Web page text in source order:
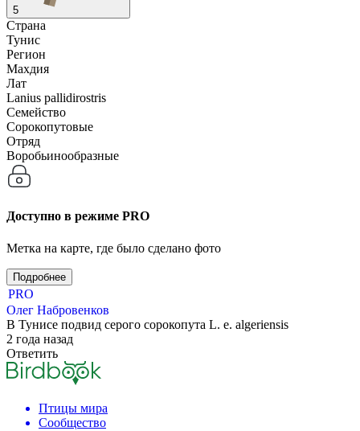
5
Страна
Тунис
Регион
Махдия
Лат
Lanius pallidirostris
Семейство
Сорокопутовые
Отряд
Воробьинообразные
Доступно в режиме PRO
Метка на карте, где было сделано фото
Подробнее
PRO
Олег Набровенков
В Тунисе подвид серого сорокопута L. e. algeriensis
2 года назад
Ответить
Птицы мира
Сообщество